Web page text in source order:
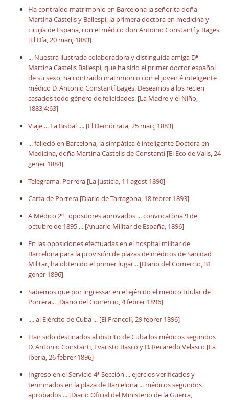
Ha contraído matrimonio en Barcelona la señorita doña
Martina Castells y Ballespí, la primera doctora en medicina y
cirujía de España, con el médico don Antonio Constantí y Bages
[El Día, 20 març 1883]
... Nuestra ilustrada colaboradora y distinguida amiga Dª
Martina Castells Ballespí, que ha sido el primer doctor español
de su sexo, ha contraído matrimonio con el joven é inteligente
médico D. Antonio Constantí Bagés. Deseamos á los recien
casados todo género de felicidades. [La Madre y el Niño,
1883;4:63]
Viaje ... La Bisbal .... [El Demócrata, 25 març 1883]
... falleció en Barcelona, la simpática é inteligente Doctora en
Medicina, doña Martina Castells de Constantí [El Eco de Valls, 24
gener 1884]
Telegrama. Porrera [La Justicia, 11 agost 1890]
Carta de Porrera [Diario de Tarragona, 18 febrer 1893]
A Médico 2º , opositores aprovados ... convocatòria 9 de
octubre de 1895 ... [Anuario Militar de España, 1896]
En las oposiciones efectuadas en el hospital militar de
Barcelona para la provisión de plazas de médicos de Sanidad
Militar, ha obtenido el primer lugar... [Diario del Comercio, 31
gener 1896]
Sabemos que por ingressar en el ejército el medico titular de
Porrera... [Diario del Comercio, 4 febrer 1896]
.... al Ejército de Cuba ... [El Francolí, 29 febrer 1896]
Han sido destinados al distrito de Cuba los médicos segundos
D. Antonio Constanti, Evaristo Bascó y D. Recaredo Velasco [La
Iberia, 26 febrer 1896]
Ingreso en el Servicio 4ª Sección ... ejercios verificados y
terminados en la plaza de Barcelona ... médicos segundos
aprobados ... [Diario Oficial del Ministerio de la Guerra,